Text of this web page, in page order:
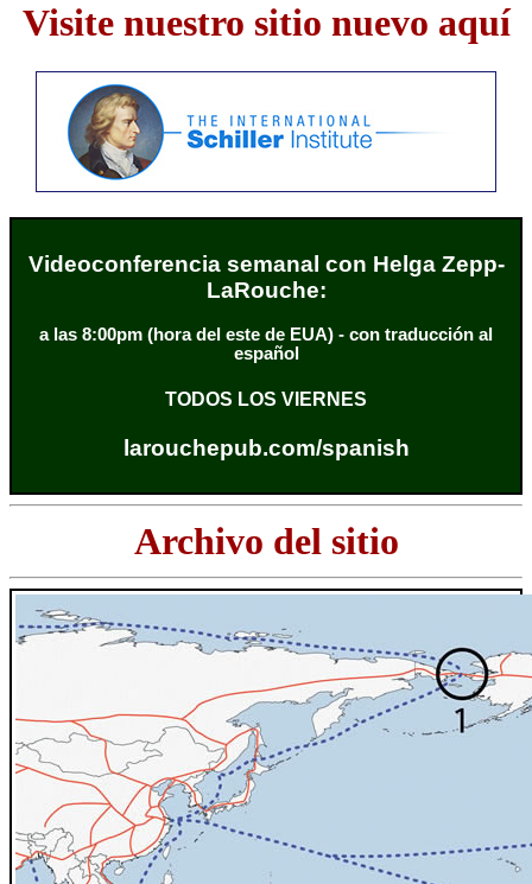
Visite nuestro sitio nuevo aquí
Videoconferencia semanal con Helga Zepp-
LaRouche:
a las 8:00pm (hora del este de EUA) - con traducción al
español
TODOS LOS VIERNES
larouchepub.com/spanish
Archivo del sitio